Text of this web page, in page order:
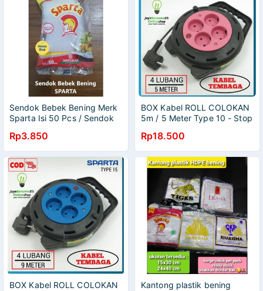
Sendok Bebek Bening Merk
Sparta Isi 50 Pcs / Sendok
Rp3.850
BOX Kabel ROLL COLOKAN
5m / 5 Meter Type 10 - Stop
SPARTA
Rp18.500
BOX Kabel ROLL COLOKAN
Kantong plastik bening